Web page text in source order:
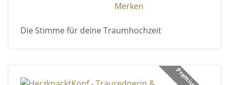
Merken
Die Stimme für deine Traumhochzeit